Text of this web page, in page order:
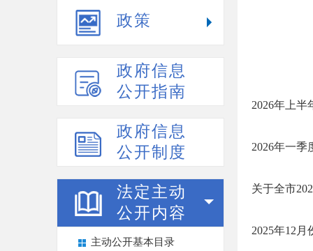
政策
政府信息
公开指南
政府信息
公开制度
法定主动
公开内容
主动公开基本目录
2026年上半
2026年一季
关于全市
2025年12